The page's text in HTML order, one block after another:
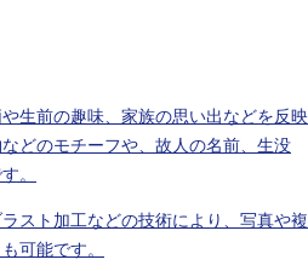
生前の趣味、家族の思い出などを反映
どのモチーフや、故人の名前、生没
。
スト加工などの技術により、写真や複
可能です。